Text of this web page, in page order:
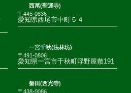
西尾(聖運寺)
〒445-0836
愛知県西尾市中町５４
一宮千秋(法林坊)
〒491-0806
愛知県一宮市千秋町浮野屋敷191
磐田(西光寺)
〒438-0086